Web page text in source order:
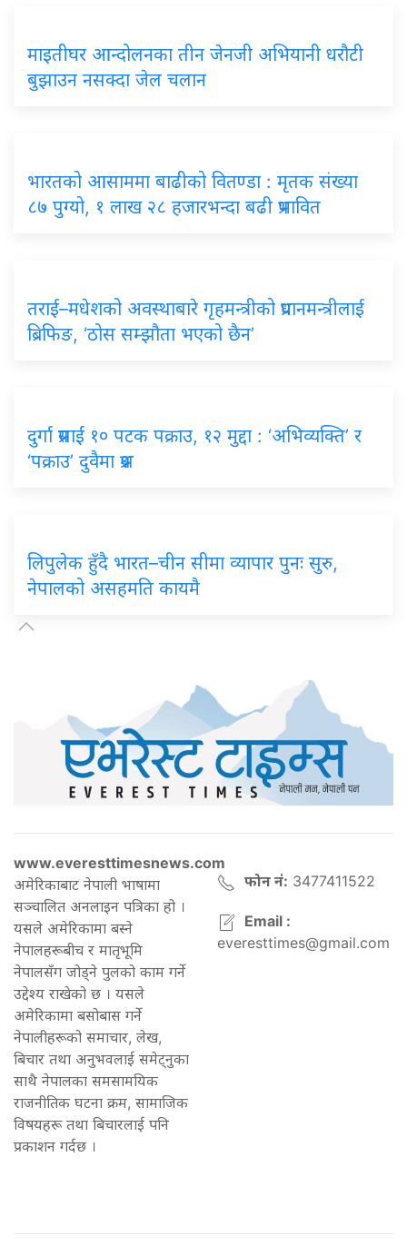
माइतीघर आन्दोलनका तीन जेनजी अभियानी धरौटी
बुझाउन नसक्दा जेल चलान
भारतको आसाममा बाढीको वितण्डा : मृतक संख्या
८७ पुग्यो, १ लाख २८ हजारभन्दा बढी प्रभावित
तराई–मधेशको अवस्थाबारे गृहमन्त्रीको प्रधानमन्त्रीलाई
ब्रिफिङ, ‘ठोस सम्झौता भएको छैन’
दुर्गा प्रसाईं १० पटक पक्राउ, १२ मुद्दा : ‘अभिव्यक्ति’ र
‘पक्राउ’ दुवैमा प्रश्न
लिपुलेक हुँदै भारत–चीन सीमा व्यापार पुनः सुरु,
नेपालको असहमति कायमै
www.everesttimesnews.com
अमेरिकाबाट नेपाली भाषामा
सञ्चालित अनलाइन पत्रिका हो ।
यसले अमेरिकामा बस्ने
नेपालहरूबीच र मातृभूमि
नेपालसँग जोड्ने पुलको काम गर्ने
उद्देश्य राखेको छ । यसले
अमेरिकामा बसोबास गर्ने
नेपालीहरूको समाचार, लेख,
बिचार तथा अनुभवलाई समेट्नुका
साथै नेपालका समसामयिक
राजनीतिक घटना क्रम, सामाजिक
विषयहरू तथा बिचारलाई पनि
प्रकाशन गर्दछ ।
फोन नं: 3477411522
Email :
everesttimes@gmail.com